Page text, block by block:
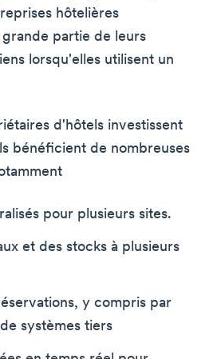
hôtelières
partie de leurs
lorsqu'elles utilisent un
d'hôtels investissent
bénéficient de nombreuses
pour plusieurs sites.
et des stocks à plusieurs
y compris par
systèmes tiers